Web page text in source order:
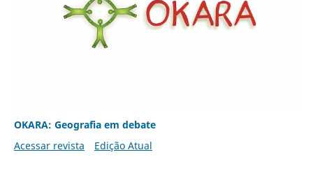
OKARA: Geografia em debate
Acessar revista
Edição Atual